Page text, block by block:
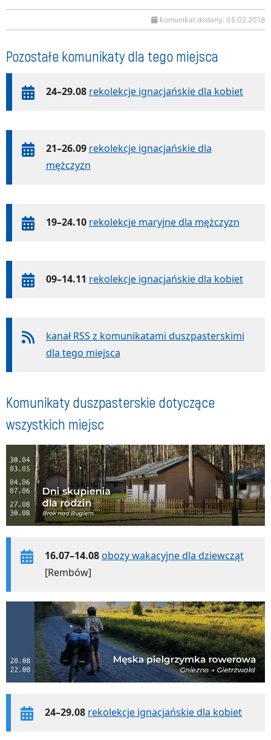
komunikat dodany: 05.02.2018
Pozostałe komunikaty dla tego miejsca
24–29.08 rekolekcje ignacjańskie dla kobiet
21–26.09 rekolekcje ignacjańskie dla
mężczyzn
19–24.10 rekolekcje maryjne dla mężczyzn
09–14.11 rekolekcje ignacjańskie dla kobiet
kanał RSS z komunikatami duszpasterskimi
dla tego miejsca
Komunikaty duszpasterskie dotyczące
wszystkich miejsc
16.07–14.08obozy wakacyjne dla dziewcząt
[Rembów]
24–29.08 rekolekcje ignacjańskie dla kobiet